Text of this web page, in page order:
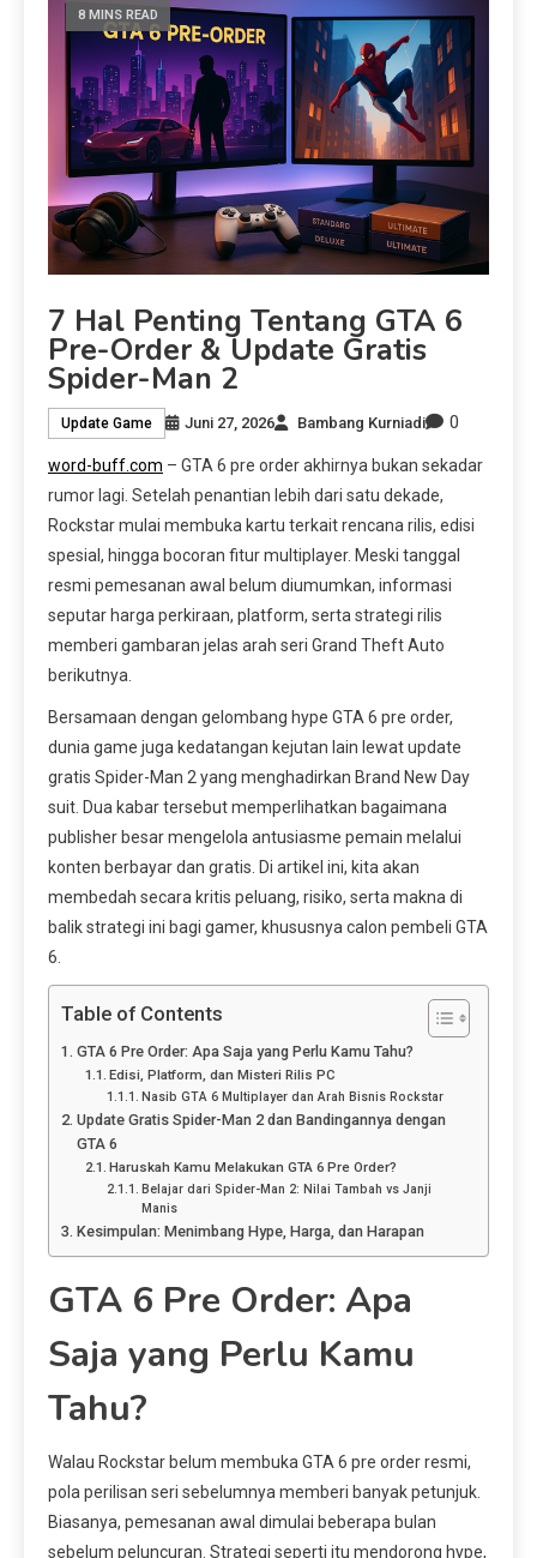
8 MINS READ
7 Hal Penting Tentang GTA 6
Pre-Order & Update Gratis
Spider-Man 2
Update Game Juni 27, 2026 Bambang Kurniadi 0
word-buff.com – GTA 6 pre order akhirnya bukan sekadar
rumor lagi. Setelah penantian lebih dari satu dekade,
Rockstar mulai membuka kartu terkait rencana rilis, edisi
spesial, hingga bocoran fitur multiplayer. Meski tanggal
resmi pemesanan awal belum diumumkan, informasi
seputar harga perkiraan, platform, serta strategi rilis
memberi gambaran jelas arah seri Grand Theft Auto
berikutnya.
Bersamaan dengan gelombang hype GTA 6 pre order,
dunia game juga kedatangan kejutan lain lewat update
gratis Spider-Man 2 yang menghadirkan Brand New Day
suit. Dua kabar tersebut memperlihatkan bagaimana
publisher besar mengelola antusiasme pemain melalui
konten berbayar dan gratis. Di artikel ini, kita akan
membedah secara kritis peluang, risiko, serta makna di
balik strategi ini bagi gamer, khususnya calon pembeli GTA
6.
Table of Contents
GTA 6 Pre Order: Apa Saja yang Perlu Kamu Tahu?
Edisi, Platform, dan Misteri Rilis PC
Nasib GTA 6 Multiplayer dan Arah Bisnis Rockstar
Update Gratis Spider-Man 2 dan Bandingannya dengan
GTA 6
Haruskah Kamu Melakukan GTA 6 Pre Order?
Belajar dari Spider-Man 2: Nilai Tambah vs Janji
Manis
Kesimpulan: Menimbang Hype, Harga, dan Harapan
GTA 6 Pre Order: Apa
Saja yang Perlu Kamu
Tahu?
Walau Rockstar belum membuka GTA 6 pre order resmi,
pola perilisan seri sebelumnya memberi banyak petunjuk.
Biasanya, pemesanan awal dimulai beberapa bulan
sebelum peluncuran. Strategi seperti itu mendorong hype,